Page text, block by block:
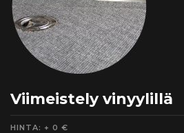
Viimeistely vinyylillä
HINTA: + 0 €